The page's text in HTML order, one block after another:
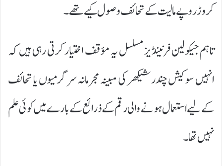
کروڑ روپے مالیت کے تحائف وصول کیے تھے۔
تاہم جیکولین فرنینڈیز مسلسل یہ مؤقف اختیار کرتی رہی ہیں کہ
انہیں سوکیش چندر شیکھر کی مبینہ مجرمانہ سرگرمیوں یا تحائف
کے لیے استعمال ہونے والی رقم کے ذرائع کے بارے میں کوئی علم
نہیں تھا۔